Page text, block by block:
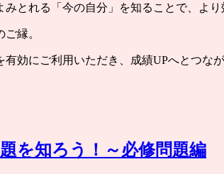
とれる「今の自分」を知ることで、より
縁。
効にご利用いただき、成績UPへとつな
を知ろう！～必修問題編